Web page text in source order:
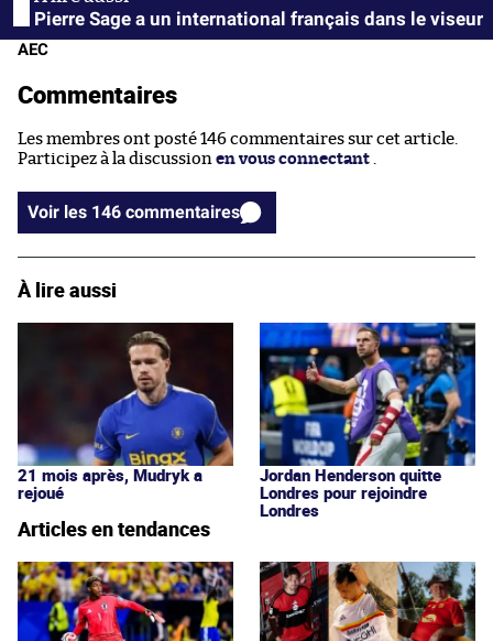
Pierre Sage a un international français dans le viseur
AEC
Commentaires
Les membres ont posté 146 commentaires sur cet article.
Participez à la discussion en vous connectant
Voir les 146 commentaires
À lire aussi
21 mois après, Mudryk a
rejoué
Jordan Henderson quitte
Londres pour rejoindre
Londres
Articles en tendances